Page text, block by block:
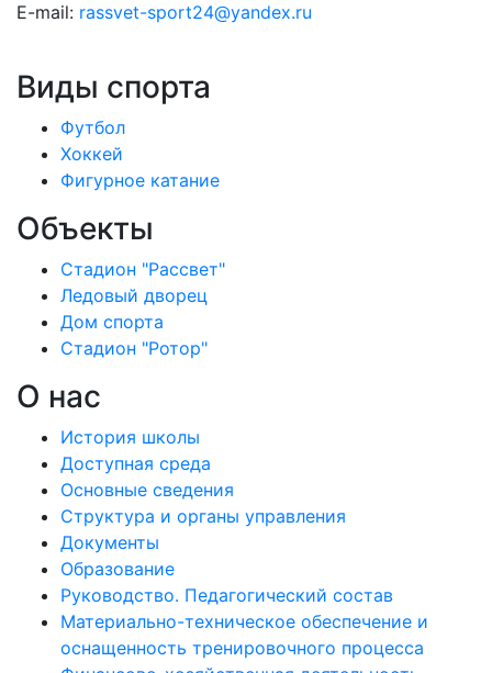
E-mail: rassvet-sport24@yandex.ru
Виды спорта
Футбол
Хоккей
Фигурное катание
Объекты
Стадион "Рассвет"
Ледовый дворец
Дом спорта
Стадион "Ротор"
О нас
История школы
Доступная среда
Основные сведения
Структура и органы управления
Документы
Образование
Руководство. Педагогический состав
Материально-техническое обеспечение и
оснащенность тренировочного процесса